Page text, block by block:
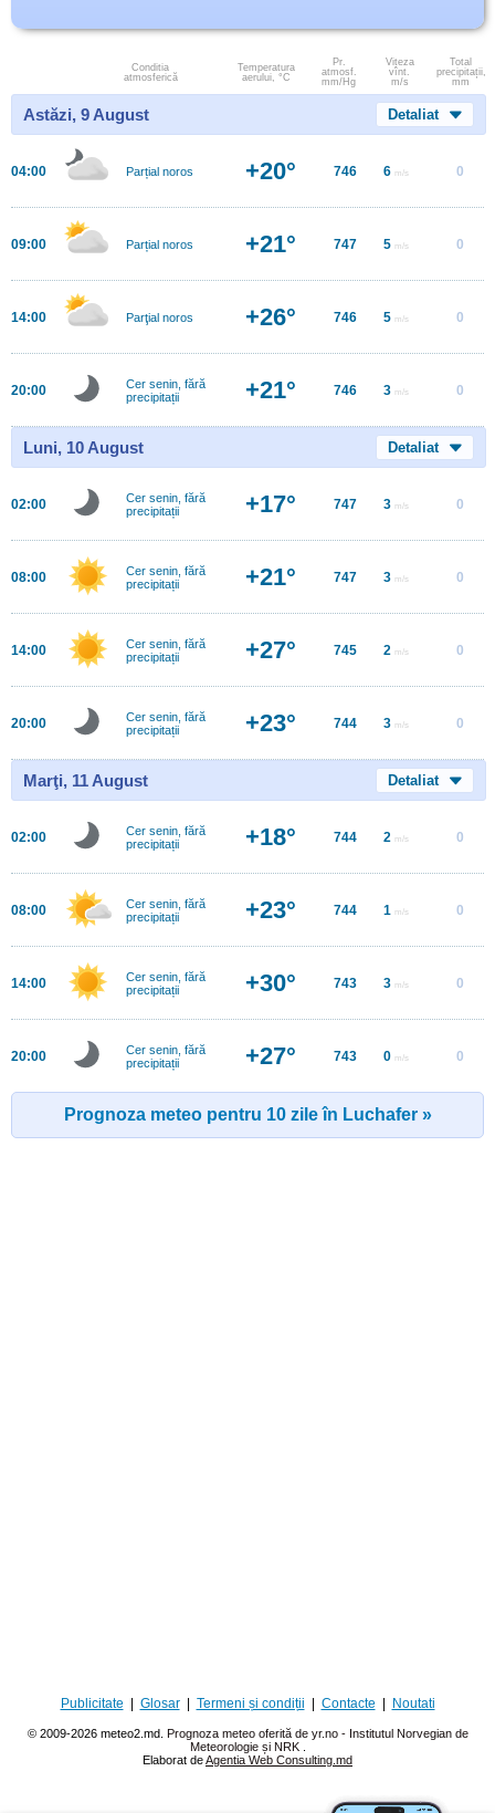
Conditia
atmosferică
Temperatura
aerului, °C
Pr.
atmosf.
mm/Hg
Viteza
vînt.
m/s
Total
precipitații,
mm
Astăzi, 9 August Detaliat
04:00 Parțial noros +20° 746 6 m/s 0
09:00 Parțial noros +21° 747 5 m/s 0
14:00 Parţial noros +26° 746 5 m/s 0
20:00
Cer senin, fără
precipitații
+21° 746 3 m/s 0
Luni, 10 August Detaliat
02:00
Cer senin, fără
precipitații
+17° 747 3 m/s 0
08:00
Cer senin, fără
precipitații
+21° 747 3 m/s 0
14:00
Cer senin, fără
precipitații
+27° 745 2 m/s 0
20:00
Cer senin, fără
precipitații
+23° 744 3 m/s 0
Marţi, 11 August Detaliat
02:00
Cer senin, fără
precipitații
+18° 744 2 m/s 0
08:00
Cer senin, fără
precipitații
+23° 744 1 m/s 0
14:00
Cer senin, fără
precipitații
+30° 743 3 m/s 0
20:00
Cer senin, fără
precipitații
+27° 743 0 m/s 0
Prognoza meteo pentru 10 zile în Luchafer »
Publicitate Glosar| Termeni și condiții Contacte Noutati
© 2009-2026 meteo2.md. Prognoza meteo oferită de yr.no - Institutul Norvegian de
Meteorologie și NRK .
Elaborat deAgentia Web Consulting.md